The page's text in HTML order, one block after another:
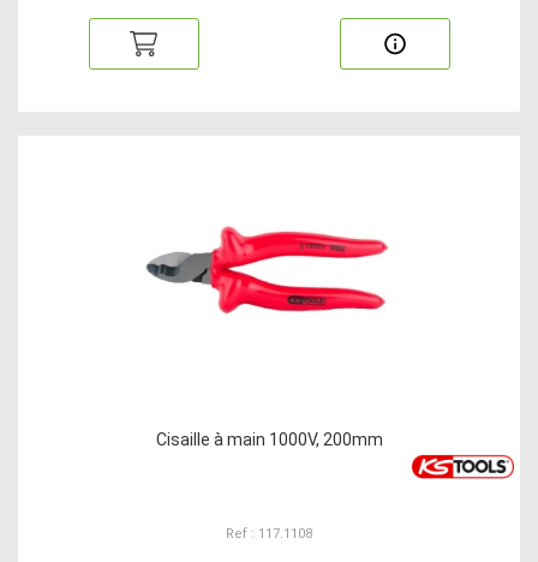
Cisaille à main 1000V, 200mm
Ref : 117.1108